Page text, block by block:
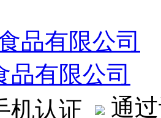
品有限公司
通